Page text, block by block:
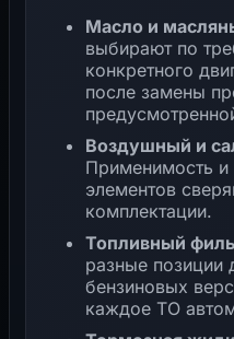
Масло и
выбирают по
конкретного
после замены
Воздушный и
Применимость и
элементов
комплектации.
Топливный
разные позиции
бензиновых
каждое ТО